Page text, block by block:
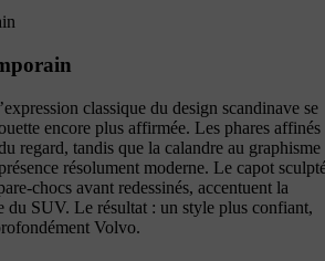
classique du design scandinave se
encore plus affirmée. Les phares affinés
regard, tandis que la calandre au graphisme
résolument moderne. Le capot
chocs avant redessinés, accentuent la
du SUV. Le résultat : un style plus confiant,
Volvo.